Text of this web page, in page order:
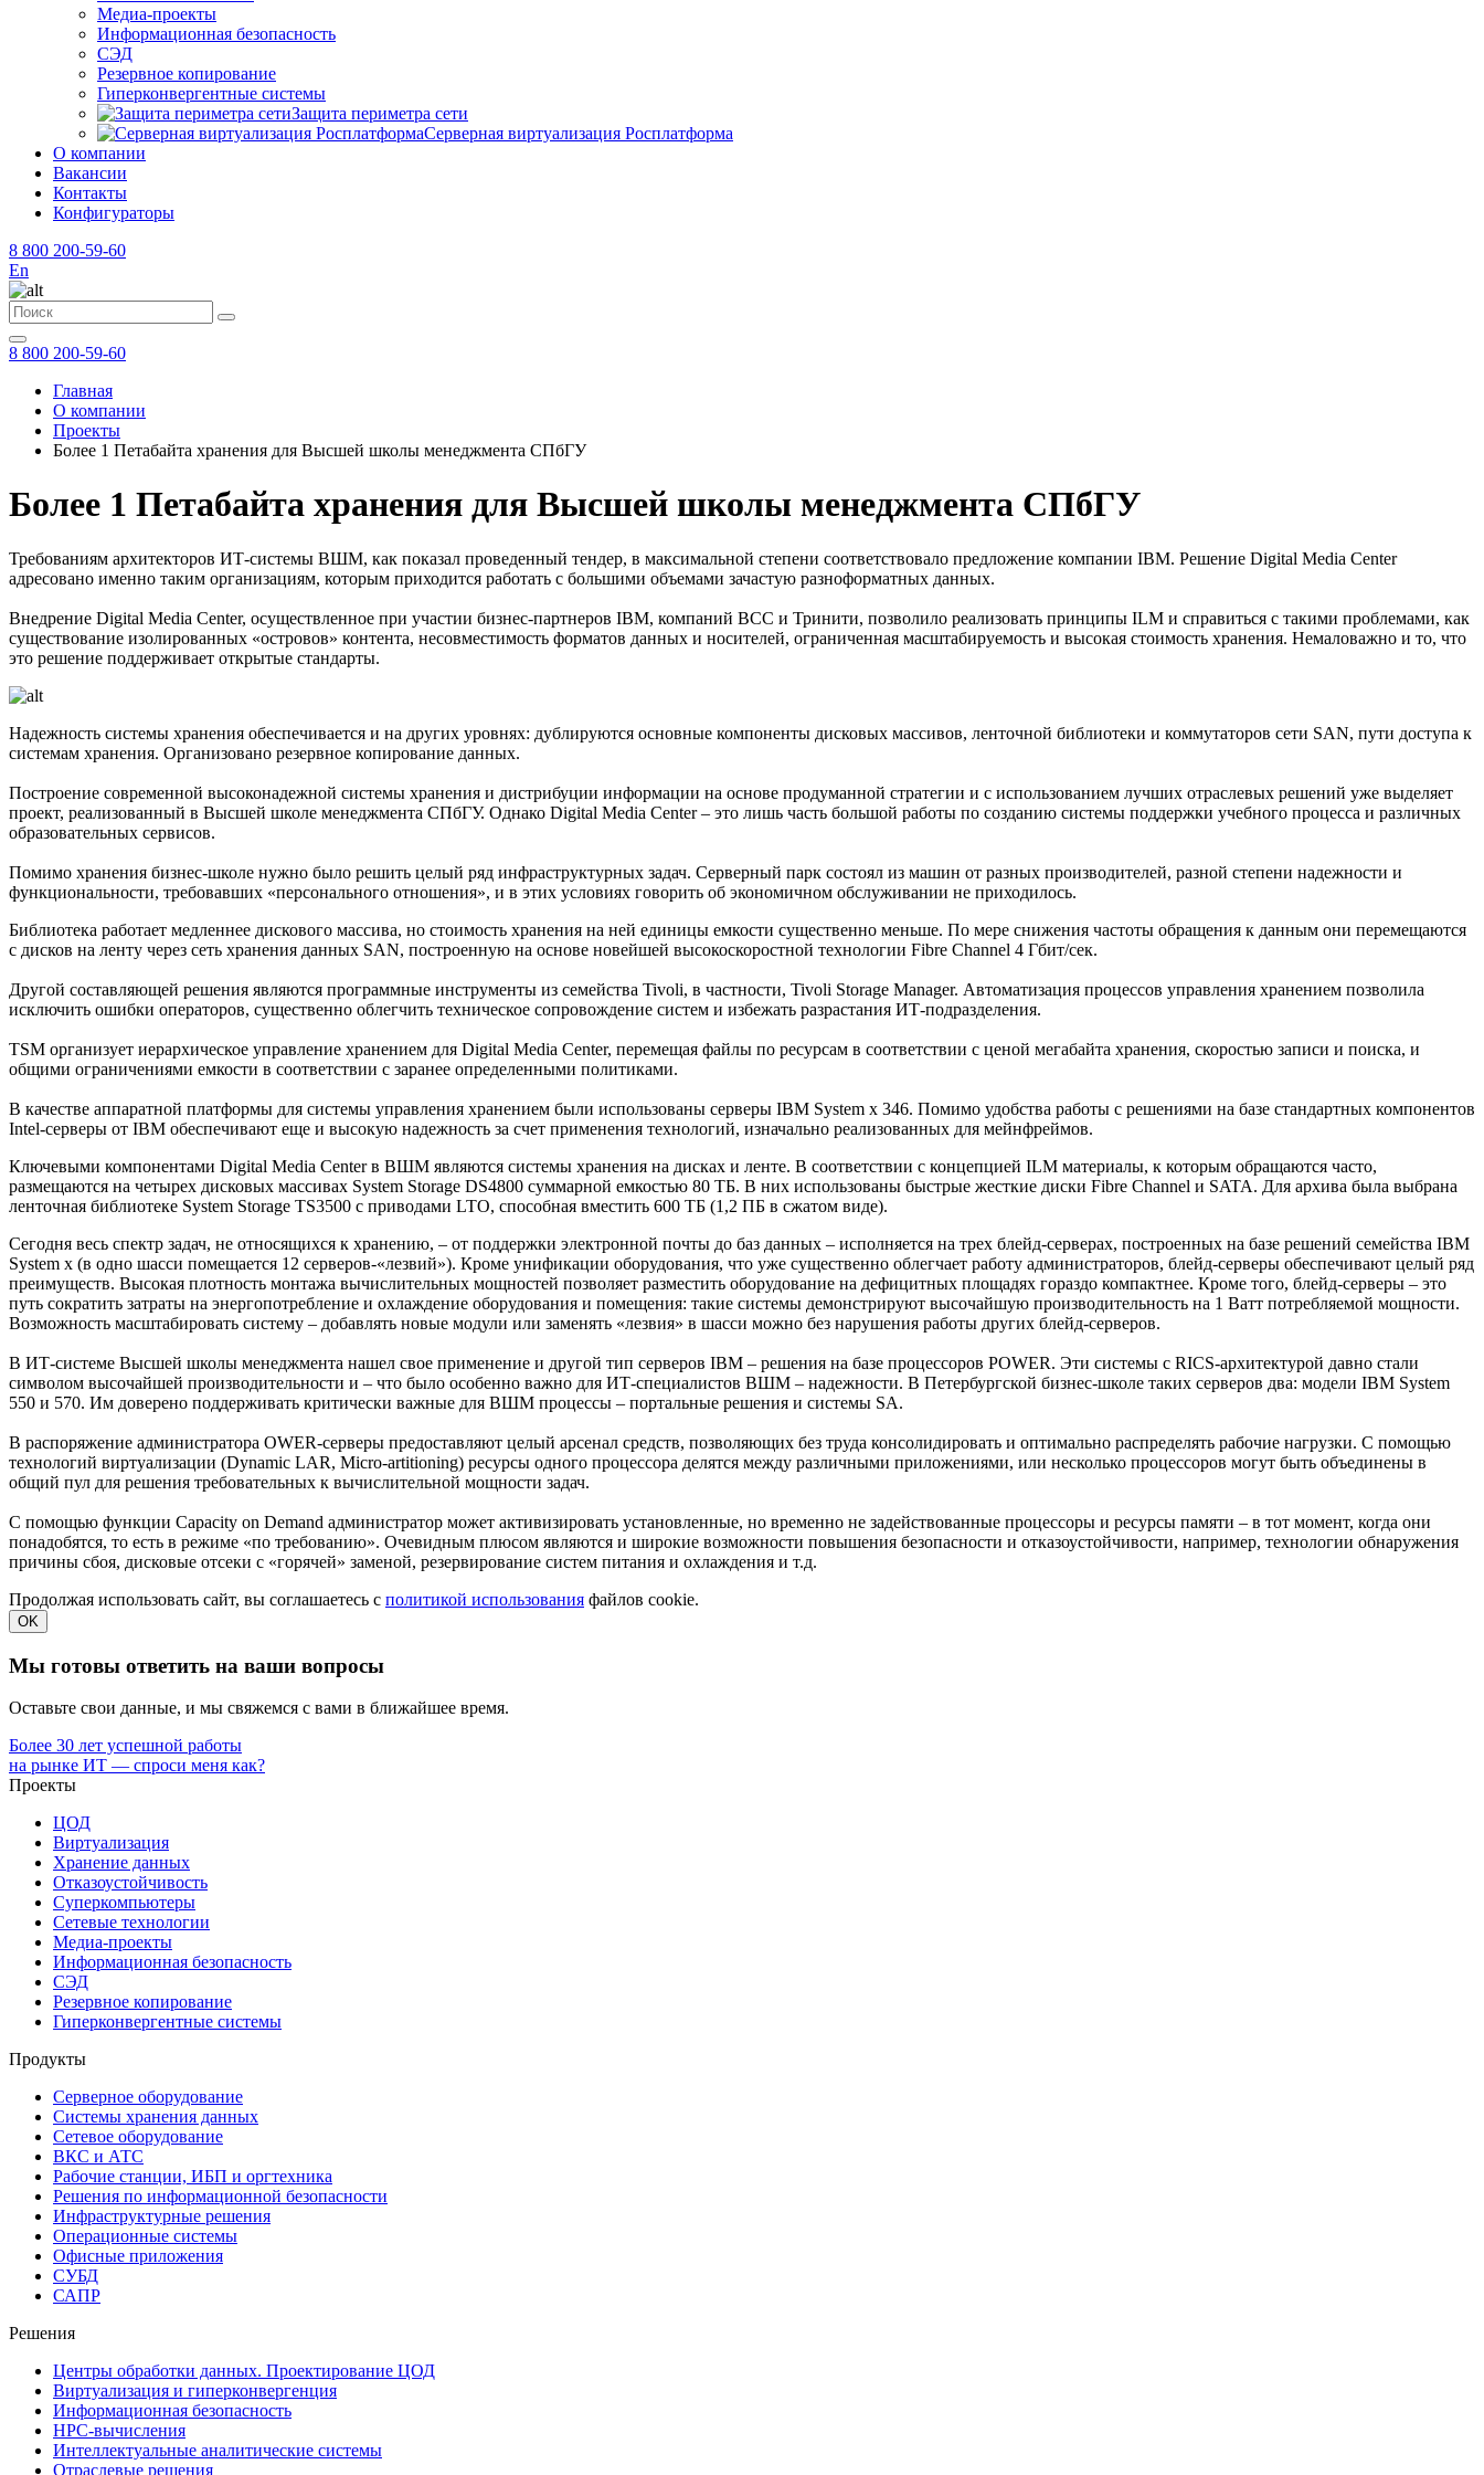
Медиа-проекты
Информационная безопасность
СЭД
Резервное копирование
Гиперконвергентные системы
Защита периметра сети
Серверная виртуализация Росплатформа
О компании
Вакансии
Контакты
Конфигураторы
8 800 200-59-60
En
8 800 200-59-60
Главная
О компании
Проекты
Более 1 Петабайта хранения для Высшей школы менеджмента СПбГУ
Более 1 Петабайта хранения для Высшей школы менеджмента СПбГУ
Требованиям архитекторов ИТ-системы ВШМ, как показал проведенный тендер, в максимальной степени соответствовало предложение компании IBM. Решение Digital Media Center
адресовано именно таким организациям, которым приходится работать с большими объемами зачастую разноформатных данных.
Внедрение Digital Media Center, осуществленное при участии бизнес-партнеров IBM, компаний BCC и Тринити, позволило реализовать принципы ILM и справиться с такими проблемами, как
существование изолированных «островов» контента, несовместимость форматов данных и носителей, ограниченная масштабируемость и высокая стоимость хранения. Немаловажно и то, что
это решение поддерживает открытые стандарты.
Надежность системы хранения обеспечивается и на других уровнях: дублируются основные компоненты дисковых массивов, ленточной библиотеки и коммутаторов сети SAN, пути доступа к
системам хранения. Организовано резервное копирование данных.
Построение современной высоконадежной системы хранения и дистрибуции информации на основе продуманной стратегии и с использованием лучших отраслевых решений уже выделяет
проект, реализованный в Высшей школе менеджмента СПбГУ. Однако Digital Media Center – это лишь часть большой работы по созданию системы поддержки учебного процесса и различных
образовательных сервисов.
Помимо хранения бизнес-школе нужно было решить целый ряд инфраструктурных задач. Серверный парк состоял из машин от разных производителей, разной степени надежности и
функциональности, требовавших «персонального отношения», и в этих условиях говорить об экономичном обслуживании не приходилось.
Библиотека работает медленнее дискового массива, но стоимость хранения на ней единицы емкости существенно меньше. По мере снижения частоты обращения к данным они перемещаются
с дисков на ленту через сеть хранения данных SAN, построенную на основе новейшей высокоскоростной технологии Fibre Channel 4 Гбит/сек.
Другой составляющей решения являются программные инструменты из семейства Tivoli, в частности, Tivoli Storage Manager. Автоматизация процессов управления хранением позволила
исключить ошибки операторов, существенно облегчить техническое сопровождение систем и избежать разрастания ИТ-подразделения.
TSM организует иерархическое управление хранением для Digital Media Center, перемещая файлы по ресурсам в соответствии с ценой мегабайта хранения, скоростью записи и поиска, и
общими ограничениями емкости в соответствии с заранее определенными политиками.
В качестве аппаратной платформы для системы управления хранением были использованы серверы IBM System x 346. Помимо удобства работы с решениями на базе стандартных компонентов
Intel-серверы от IBM обеспечивают еще и высокую надежность за счет применения технологий, изначально реализованных для мейнфреймов.
Ключевыми компонентами Digital Media Center в ВШМ являются системы хранения на дисках и ленте. В соответствии с концепцией ILM материалы, к которым обращаются часто,
размещаются на четырех дисковых массивах System Storage DS4800 суммарной емкостью 80 ТБ. В них использованы быстрые жесткие диски Fibre Channel и SATA. Для архива была выбрана
ленточная библиотеке System Storage TS3500 с приводами LTO, способная вместить 600 ТБ (1,2 ПБ в сжатом виде).
Сегодня весь спектр задач, не относящихся к хранению, – от поддержки электронной почты до баз данных – исполняется на трех блейд-серверах, построенных на базе решений семейства IBM
System x (в одно шасси помещается 12 серверов-«лезвий»). Кроме унификации оборудования, что уже существенно облегчает работу администраторов, блейд-серверы обеспечивают целый ряд
преимуществ. Высокая плотность монтажа вычислительных мощностей позволяет разместить оборудование на дефицитных площадях гораздо компактнее. Кроме того, блейд-серверы – это
путь сократить затраты на энергопотребление и охлаждение оборудования и помещения: такие системы демонстрируют высочайшую производительность на 1 Ватт потребляемой мощности.
Возможность масштабировать систему – добавлять новые модули или заменять «лезвия» в шасси можно без нарушения работы других блейд-серверов.
В ИТ-системе Высшей школы менеджмента нашел свое применение и другой тип серверов IBM – решения на базе процессоров POWER. Эти системы с RICS-архитектурой давно стали
символом высочайшей производительности и – что было особенно важно для ИТ-специалистов ВШМ – надежности. В Петербургской бизнес-школе таких серверов два: модели IBM System
550 и 570. Им доверено поддерживать критически важные для ВШМ процессы – портальные решения и системы SA.
В распоряжение администратора OWER-серверы предоставляют целый арсенал средств, позволяющих без труда консолидировать и оптимально распределять рабочие нагрузки. С помощью
технологий виртуализации (Dynamic LAR, Micro-artitioning) ресурсы одного процессора делятся между различными приложениями, или несколько процессоров могут быть объединены в
общий пул для решения требовательных к вычислительной мощности задач.
С помощью функции Capacity on Demand администратор может активизировать установленные, но временно не задействованные процессоры и ресурсы памяти – в тот момент, когда они
понадобятся, то есть в режиме «по требованию». Очевидным плюсом являются и широкие возможности повышения безопасности и отказоустойчивости, например, технологии обнаружения
причины сбоя, дисковые отсеки с «горячей» заменой, резервирование систем питания и охлаждения и т.д.
Продолжая использовать сайт, вы соглашаетесь с политикой использования файлов cookie.
OK
Мы готовы ответить на ваши вопросы
Оставьте свои данные, и мы свяжемся с вами в ближайшее время.
Более 30 лет успешной работы
на рынке ИТ — спроси меня как?
Проекты
ЦОД
Виртуализация
Хранение данных
Отказоустойчивость
Суперкомпьютеры
Сетевые технологии
Медиа-проекты
Информационная безопасность
СЭД
Резервное копирование
Гиперконвергентные системы
Продукты
Серверное оборудование
Системы хранения данных
Сетевое оборудование
ВКС и АТС
Рабочие станции, ИБП и оргтехника
Решения по информационной безопасности
Инфраструктурные решения
Операционные системы
Офисные приложения
СУБД
САПР
Решения
Центры обработки данных. Проектирование ЦОД
Виртуализация и гиперконвергенция
Информационная безопасность
HPC-вычисления
Интеллектуальные аналитические системы
Отраслевые решения